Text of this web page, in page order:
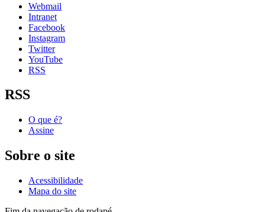
Webmail
Intranet
Facebook
Instagram
Twitter
YouTube
RSS
RSS
O que é?
Assine
Sobre o site
Acessibilidade
Mapa do site